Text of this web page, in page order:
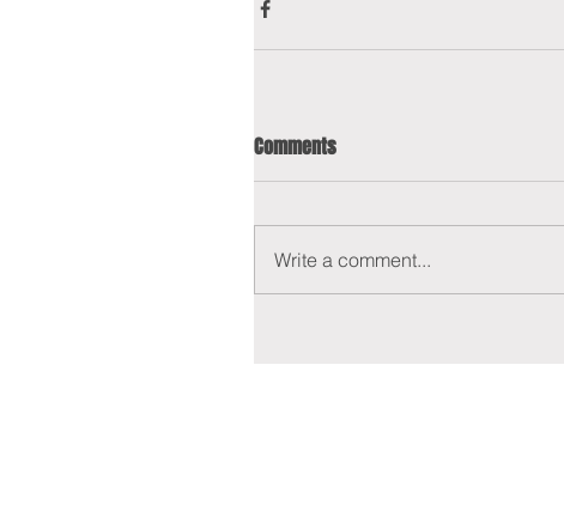
Comments
Write a comment...